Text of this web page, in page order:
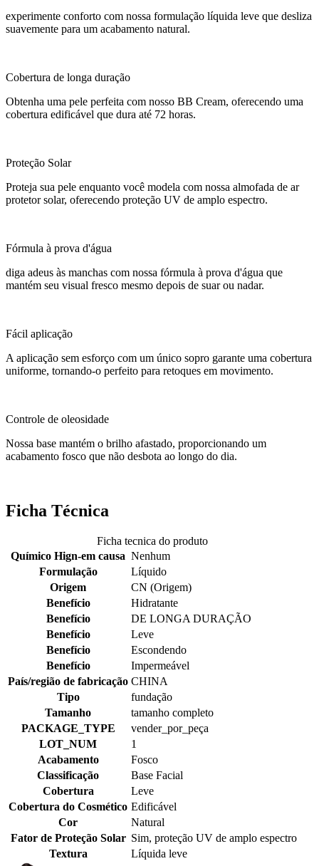
experimente conforto com nossa formulação líquida leve que desliza
suavemente para um acabamento natural.
Cobertura de longa duração
Obtenha uma pele perfeita com nosso BB Cream, oferecendo uma
cobertura edificável que dura até 72 horas.
Proteção Solar
Proteja sua pele enquanto você modela com nossa almofada de ar
protetor solar, oferecendo proteção UV de amplo espectro.
Fórmula à prova d'água
diga adeus às manchas com nossa fórmula à prova d'água que
mantém seu visual fresco mesmo depois de suar ou nadar.
Fácil aplicação
A aplicação sem esforço com um único sopro garante uma cobertura
uniforme, tornando-o perfeito para retoques em movimento.
Controle de oleosidade
Nossa base mantém o brilho afastado, proporcionando um
acabamento fosco que não desbota ao longo do dia.
Ficha Técnica
Ficha tecnica do produto
Químico Hign-em causa Nenhum
Formulação
Líquido
Origem
CN (Origem)
Benefício
Hidratante
Benefício
DE LONGA DURAÇÃO
Benefício
Leve
Benefício
Escondendo
Benefício
Impermeável
País/região de fabricação CHINA
Tipo
fundação
Tamanho
tamanho completo
PACKAGE_TYPE
vender_por_peça
LOT_NUM
1
Acabamento
Fosco
Classificação
Base Facial
Cobertura
Leve
Cobertura do Cosmético Edificável
Cor
Natural
Fator de Proteção Solar Sim, proteção UV de amplo espectro
Textura
Líquida leve